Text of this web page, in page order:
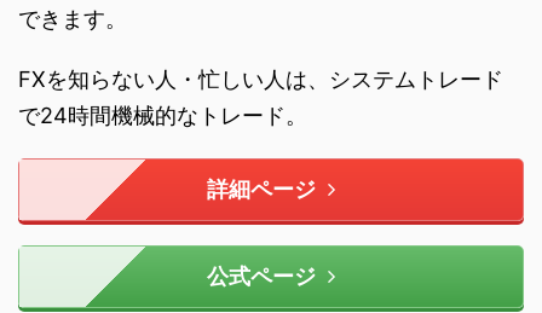
できます。
FXを知らない人・忙しい人は、システムトレード
で24時間機械的なトレード。
詳細ページ
公式ページ